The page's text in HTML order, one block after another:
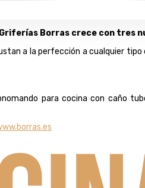
Borras crece con tres
a la perfección a cualquier
para cocina con caño